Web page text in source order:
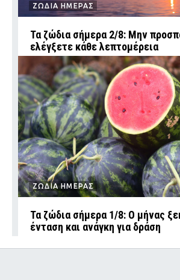
ΖΩΔΙΑ ΗΜΕΡΑΣ
Τα ζώδια σήμερα 2/8: Μην
ελέγξετε κάθε λεπτομέρεια
ΖΩΔΙΑ ΗΜΕΡΑΣ
Τα ζώδια σήμερα 1/8: Ο μήνας
ένταση και ανάγκη για δράση